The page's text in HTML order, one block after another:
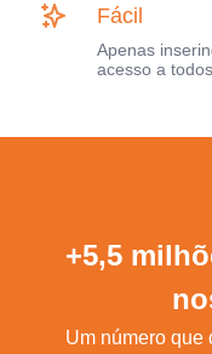
Fácil
Apenas
acesso a
+5,5
Um número que